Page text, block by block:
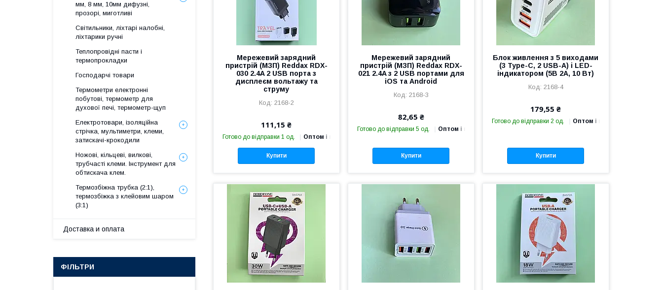
Мережевий зарядний
пристрій (МЗП) Reddax RDX-
030 2.4A 2 USB порта з
дисплеєм вольтажу та
струму
2168-2
111,15 ₴
Готово до відправки 1 од. Оптом і в роздріб
Купити
Мережевий зарядний
пристрій (МЗП) Reddax RDX-
021 2.4A з 2 USB портами для
iOS та Android
2168-3
82,65 ₴
Готово до відправки 5 од. Оптом і в роздріб
Купити
Блок живлення з 5 виходами
(3 Type-C, 2 USB-A) і LED-
індикатором (5В 2А, 10 Вт)
2168-4
179,55 ₴
Готово до відправки 2 од. Оптом і в роздріб
Купити
мм, 8 мм, 10мм дифузні,
прозорі, миготливі
Світильники, ліхтарі налобні,
ліхтарики ручні
Теплопровідні пасти і
термопрокладки
Господарчі товари
Термометри електронні
побутові, термометр для
духової печі, термометр-щуп
Електротовари, ізоляційна
стрічка, мультиметри, клеми,
затискачі-крокодили
Ножові, кільцеві, вилкові,
трубчасті клеми. Інструмент для
обтискача клем.
Термозбіжна трубка (2:1),
термозбіжка з клейовим шаром
(3:1)
Доставка и оплата
ФІЛЬТРИ